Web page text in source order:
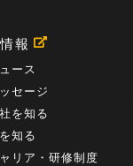
報
ース
セージ
を知る
知る
リア・研修制度